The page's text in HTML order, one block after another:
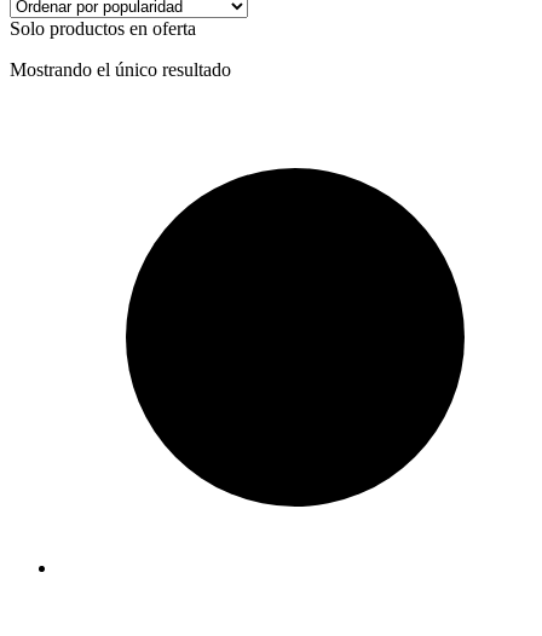
Solo productos en oferta
Mostrando el único resultado